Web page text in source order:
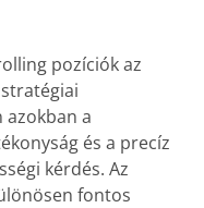
pozíciók az
azokban a
és a precíz
kérdés. Az
fontos